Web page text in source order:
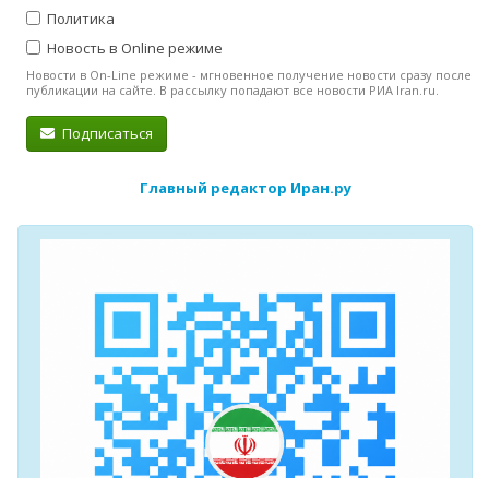
Политика
Новость в Online режиме
Новости в On-Line режиме - мгновенное получение новости сразу после
публикации на сайте. В рассылку попадают все новости РИА Iran.ru.
Подписаться
Главный редактор Иран.ру